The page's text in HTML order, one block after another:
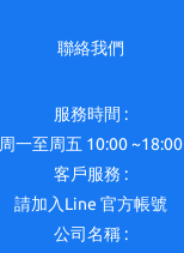
聯絡我們
服務時間 :
周一至周五 10:00 ~18:00
客戶服務 :
請加入Line 官方帳號
公司名稱 :